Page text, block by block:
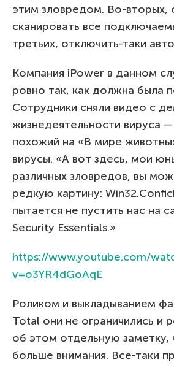
этим зловредом. Во-вторых,
сканировать все
третьих, отключить-таки
Компания iPower в данном
ровно так, как должна была
Сотрудники сняли видео с
жизнедеятельности вируса
похожий на «В мире
вирусы. «А вот здесь, мои
различных зловредов, вы
редкую картину:
пытается не пустить нас на
Security Essentials.»
https://www.youtube.com/
v=o3YR4dGoAqE
Роликом и выкладыванием
Total они не ограничились и
об этом отдельную заметку,
больше внимания. Все-таки